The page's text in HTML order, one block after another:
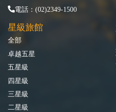
電話：(02)2349-1500
星級旅館
全部
卓越五星
五星級
四星級
三星級
二星級